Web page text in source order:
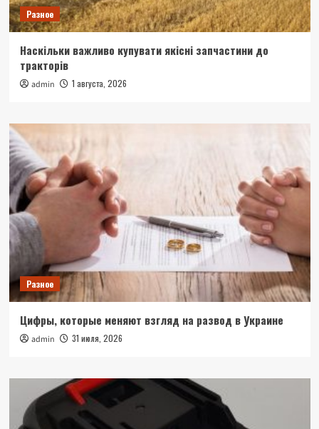
Разное
Наскільки важливо купувати якісні запчастини до
тракторів
admin 1 августа, 2026
Разное
Цифры, которые меняют взгляд на развод в Украине
admin 31 июля, 2026